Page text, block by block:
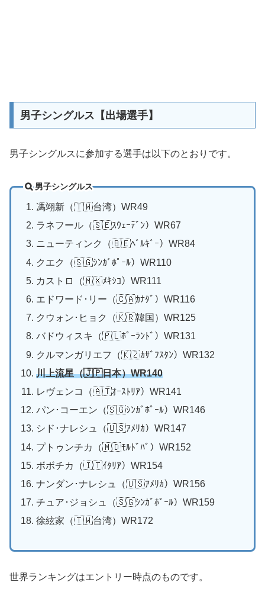
男子シングルス【出場選手】
男子シングルスに参加する選手は以下のとおりです。
男子シングルス
馮翊新（🇹🇼台湾）WR49
ラネフール（🇸🇪ｽｳｪｰﾃﾞﾝ）WR67
ニューティンク（🇧🇪ﾍﾞﾙｷﾞｰ）WR84
クエク（🇸🇬ｼﾝｶﾞﾎﾟｰﾙ）WR110
カストロ（🇲🇽ﾒｷｼｺ）WR111
エドワード･リー（🇨🇦ｶﾅﾀﾞ）WR116
クウォン･ヒョク（🇰🇷韓国）WR125
バドウィスキ（🇵🇱ﾎﾟｰﾗﾝﾄﾞ）WR131
クルマンガリエフ（🇰🇿ｶｻﾞﾌｽﾀﾝ）WR132
川上流星（🇯🇵日本）WR140
レヴェンコ（🇦🇹ｵｰｽﾄﾘｱ）WR141
パン･コーエン（🇸🇬ｼﾝｶﾞﾎﾟｰﾙ）WR146
シド･ナレシュ（🇺🇸ｱﾒﾘｶ）WR147
プトゥンチカ（🇲🇩ﾓﾙﾄﾞﾊﾞ）WR152
ボボチカ（🇮🇹ｲﾀﾘｱ）WR154
ナンダン･ナレシュ（🇺🇸ｱﾒﾘｶ）WR156
チュア･ジョシュ（🇸🇬ｼﾝｶﾞﾎﾟｰﾙ）WR159
徐絃家（🇹🇼台湾）WR172
世界ランキングはエントリー時点のものです。